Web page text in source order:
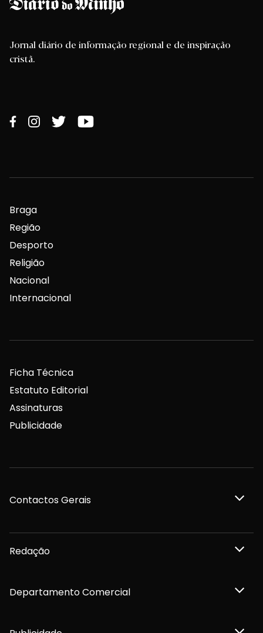
Jornal diário de informação regional e de inspiração
cristã.
Braga
Região
Desporto
Religião
Nacional
Internacional
Ficha Técnica
Estatuto Editorial
Assinaturas
Publicidade
Contactos Gerais
Redação
Departamento Comercial